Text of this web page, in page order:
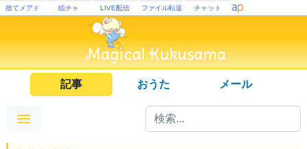
捨てメアド 絵チャ LIVE配信 ファイル転送 チャット
記事 おうた メール